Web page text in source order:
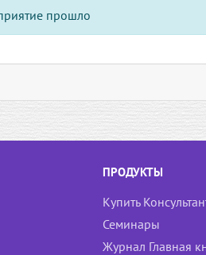
прошло
ПРОДУКТЫ
Купить
Семинары
Журнал Главная